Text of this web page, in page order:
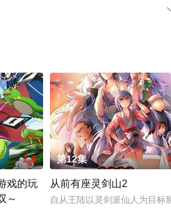
可移步至豆瓣动漫、电视猫或剧情网
1.0
戏的玩
～
第12集
从前有座灵剑山2
自从王陆以灵剑派仙人为目标